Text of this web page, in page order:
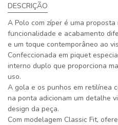
DESCRIÇÃO
A Polo com zíper é uma
funcionalidade e acabamento
e um toque contemporâneo ao
Confeccionada em piquet
interno duplo que proporciona
uso.
A gola e os punhos em retilínea
na ponta adicionam um detalhe
design da peça.
Com modelagem Classic Fit,